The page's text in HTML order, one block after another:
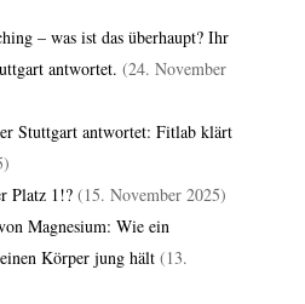
– was ist das überhaupt? Ihr
antwortet. (24. November
Stuttgart antwortet: Fitlab klärt
Platz 1!? (15. November 2025)
Magnesium: Wie ein
Körper jung hält (13.